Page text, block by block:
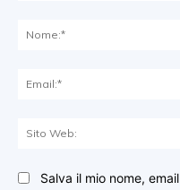
Salva il mio nome,